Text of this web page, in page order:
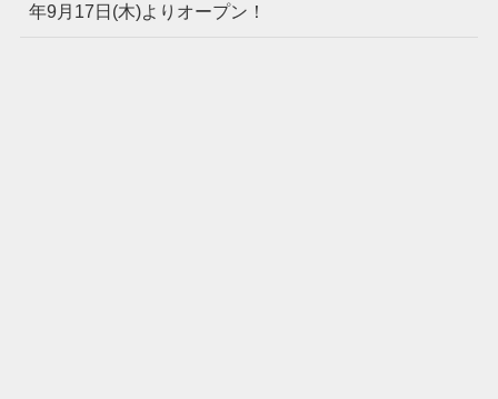
年9月17日(木)よりオープン！